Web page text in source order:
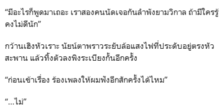
“มีอะไรก็พูดมาเถอะ เราสองคนนัดเจอกันลำพังยามวิกาล ถ้ามีใครรู้
คงไม่ดีนัก”
กว้านเฮิงหัวเราะ นัยน์ตาพราวระยับล้อแสงไฟที่ประดับอยู่ตรงหัว
สะพาน แล้วทิ้งตัวลงพิงระเบียงกั้นอีกครั้ง
“ก่อนเข้าเรื่อง ร้องเพลงให้ผมฟังอีกสักครั้งได้ไหม”
“…ไม่”